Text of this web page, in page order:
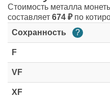
Стоимость металла
составляет 674 ₽по
Сохранность
?
F
VF
XF